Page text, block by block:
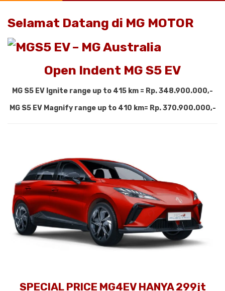
Selamat Datang di MG MOTOR
Open Indent MG S5 EV
MG S5 EV Ignite range up to 415 km = Rp. 348.900.000,-
MG S5 EV Magnify range up to 410 km= Rp. 370.900.000,-
SPECIAL PRICE MG4EV HANYA 299jt